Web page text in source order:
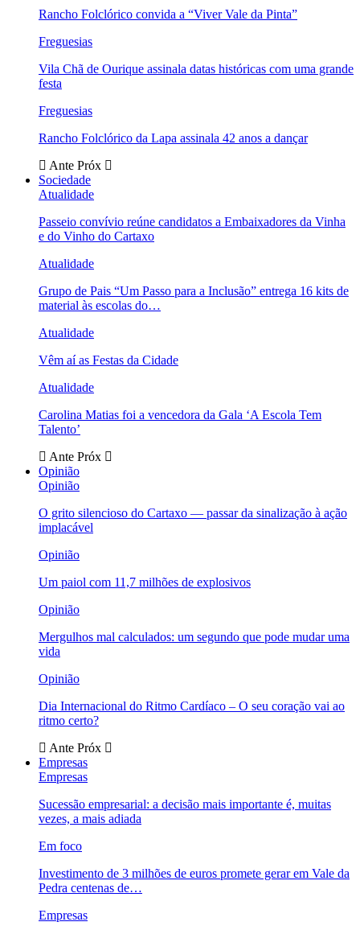
Rancho Folclórico convida a “Viver Vale da Pinta”
Freguesias
Vila Chã de Ourique assinala datas históricas com uma grande
festa
Freguesias
Rancho Folclórico da Lapa assinala 42 anos a dançar
Ante Próx
Sociedade
Atualidade
Passeio convívio reúne candidatos a Embaixadores da Vinha
e do Vinho do Cartaxo
Atualidade
Grupo de Pais “Um Passo para a Inclusão” entrega 16 kits de
material às escolas do…
Atualidade
Vêm aí as Festas da Cidade
Atualidade
Carolina Matias foi a vencedora da Gala ‘A Escola Tem
Talento’
Ante Próx
Opinião
Opinião
O grito silencioso do Cartaxo — passar da sinalização à ação
implacável
Opinião
Um paiol com 11,7 milhões de explosivos
Opinião
Mergulhos mal calculados: um segundo que pode mudar uma
vida
Opinião
Dia Internacional do Ritmo Cardíaco – O seu coração vai ao
ritmo certo?
Ante Próx
Empresas
Empresas
Sucessão empresarial: a decisão mais importante é, muitas
vezes, a mais adiada
Em foco
Investimento de 3 milhões de euros promete gerar em Vale da
Pedra centenas de…
Empresas